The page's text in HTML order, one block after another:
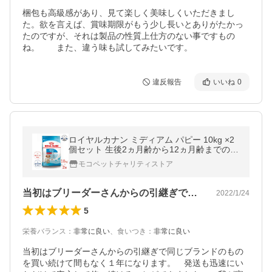
梱包も高級感があり、見て楽しく美味しくいただきまし
た。欲を言えば、賞味期限がもう少し長いとありがたかっ
たのですが、それは製品の性質上仕方のない事ですもの
ね。　　また、違う味も試してみたいです。
違反報告 いいね 0
ロイヤルカナン ミディアム パピー 10kg ×2
個セット 生後2ヵ月齢から12ヵ月齢までの中
型犬用 爆買
モコペットチャリティストア
当初はブリーダーさんからの引継ぎで同じ… 2022/1/24
5
栄養バランス ： 非常に良い、 食いつき ： 非常に良い
当初はブリーダーさんからの引継ぎで同じブランドのもの
を買い続けて間もなく１年になります。　発送も迅速にい